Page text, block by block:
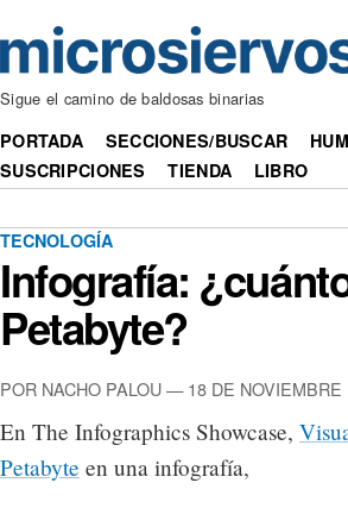
Sigue el camino de baldosas binarias
PORTADA SECCIONES/BUSCAR
SUSCRIPCIONES
TIENDA LIBRO
TECNOLOGÍA
Infografía:
Petabyte?
POR NACHO PALOU — 18 DE NOVIEMBRE
En The Infographics Showcase,
Petabyte en una infografía,